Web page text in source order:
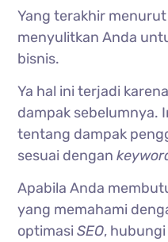
Yang terakhir
menyulitkan Anda
bisnis.
Ya hal ini terjadi
dampak sebelumnya.
tentang dampak
sesuai dengan
Apabila Anda
yang memahami
optimasiSEO,